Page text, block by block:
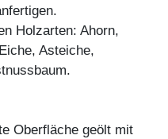
Holzarten: Ahorn,
Asteiche,
Oberfläche geölt mit